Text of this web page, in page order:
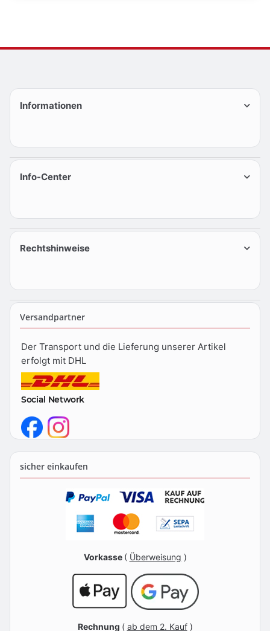
Informationen
Info-Center
Rechtshinweise
Versandpartner
Der Transport und die Lieferung unserer Artikel
erfolgt mit DHL
Social Network
sicher einkaufen
Vorkasse ( Überweisung )
Rechnung ( ab dem 2. Kauf)